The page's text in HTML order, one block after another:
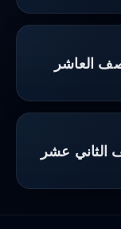
العاشر
الثاني عشر